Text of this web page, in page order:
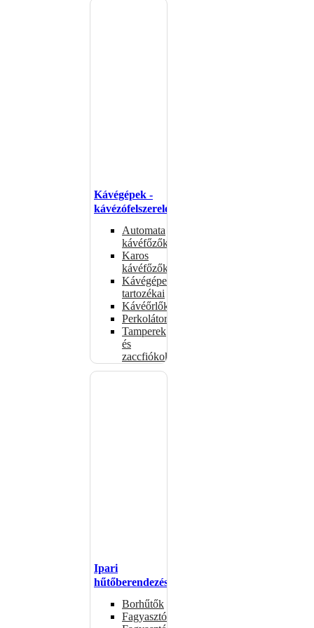
Kávégépek -
kávézófelszerelés
Automata
kávéfőzők
Karos
kávéfőzők
Kávégépek
tartozékai
Kávéőrlők
Perkolátorok
Tamperek
és
zaccfiókok
Ipari
hűtőberendezések
Borhűtők
Fagyasztóasztalok